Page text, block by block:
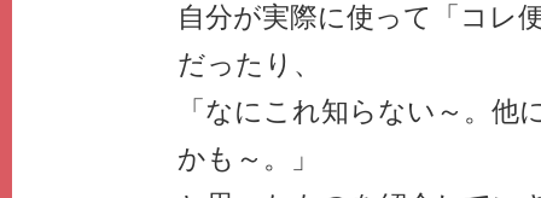
自分が実際に使って「コレ
だったり、
「なにこれ知らない～。他
かも～。」